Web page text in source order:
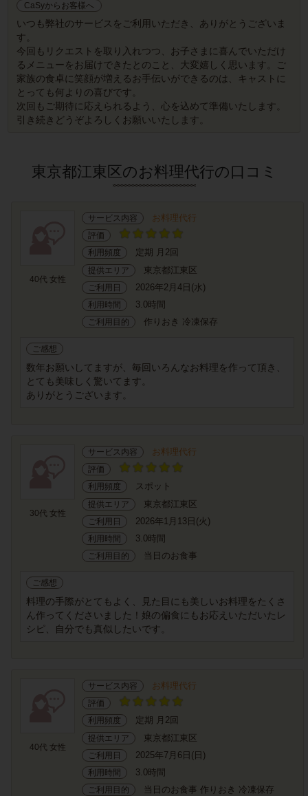
CaSyからお客様へ
いつも弊社のサービスをご利用いただき、ありがとうございま
す。
今回もリクエストを取り入れつつ、お子さまに喜んでいただけ
るメニューをお届けできたとのこと、大変嬉しく思います。ご
家族の食卓に笑顔が増えるお手伝いができるのは、キャストに
とっても何よりの喜びです。
次回もご期待に応えられるよう、心を込めて準備いたします。
引き続きどうぞよろしくお願いいたします。
東京都江東区のお料理代行の口コミ
40代 女性
サービス内容 お料理代行
評価
利用頻度
定期 月2回
提供エリア 東京都江東区
ご利用日 2026年2月4日(水)
利用時間 3.0時間
ご利用目的 作りおき 冷凍保存
ご感想
数年お願いしてますが、毎回いろんなお料理を作って頂き、
とても美味しく驚いてます。
ありがとうございます。
30代 女性
サービス内容 お料理代行
評価
利用頻度
スポット
提供エリア 東京都江東区
ご利用日 2026年1月13日(火)
利用時間 3.0時間
ご利用目的 当日のお食事
ご感想
料理の手際がとてもよく、見た目にも美しいお料理をたくさ
ん作ってくださいました！娘の偏食にもお応えいただいたレ
シピ、自分でも真似したいです。
40代 女性
サービス内容 お料理代行
評価
利用頻度
定期 月2回
提供エリア 東京都江東区
ご利用日 2025年7月6日(日)
利用時間 3.0時間
ご利用目的 当日のお食事 作りおき 冷凍保存